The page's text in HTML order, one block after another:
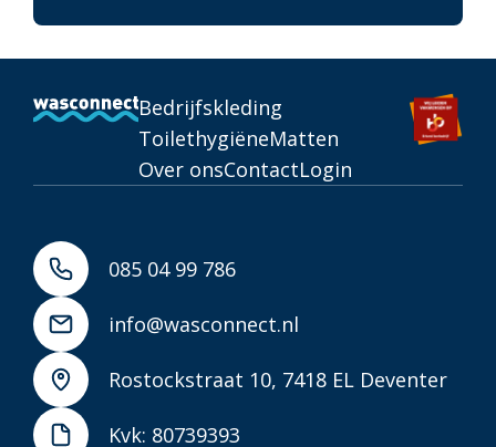
Bedrijfskleding
ToilethygiëneMatten
Over onsContactLogin
085 04 99 786
info@wasconnect.nl
Rostockstraat 10, 7418 EL Deventer
Kvk: 80739393